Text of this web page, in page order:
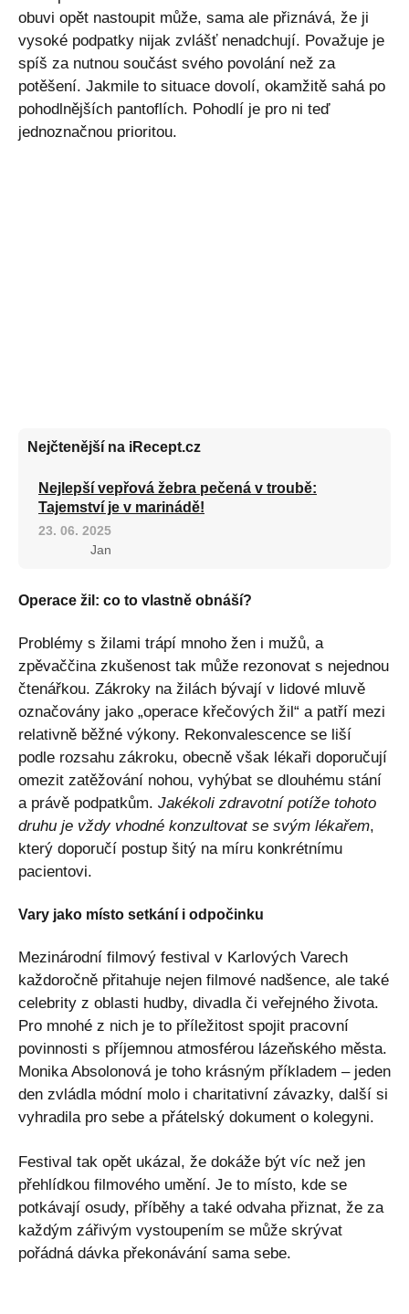
obuvi opět nastoupit může, sama ale přiznává, že ji
vysoké podpatky nijak zvlášť nenadchují. Považuje je
spíš za nutnou součást svého povolání než za
potěšení. Jakmile to situace dovolí, okamžitě sahá po
pohodlnějších pantoflích. Pohodlí je pro ni teď
jednoznačnou prioritou.
Nejčtenější na iRecept.cz
Nejlepší vepřová žebra pečená v troubě:
Tajemství je v marinádě!
23. 06. 2025
Jan
Operace žil: co to vlastně obnáší?
Problémy s žilami trápí mnoho žen i mužů, a
zpěvaččina zkušenost tak může rezonovat s nejednou
čtenářkou. Zákroky na žilách bývají v lidové mluvě
označovány jako „operace křečových žil“ a patří mezi
relativně běžné výkony. Rekonvalescence se liší
podle rozsahu zákroku, obecně však lékaři doporučují
omezit zatěžování nohou, vyhýbat se dlouhému stání
a právě podpatkům. Jakékoli zdravotní potíže tohoto
druhu je vždy vhodné konzultovat se svým lékařem,
který doporučí postup šitý na míru konkrétnímu
pacientovi.
Vary jako místo setkání i odpočinku
Mezinárodní filmový festival v Karlových Varech
každoročně přitahuje nejen filmové nadšence, ale také
celebrity z oblasti hudby, divadla či veřejného života.
Pro mnohé z nich je to příležitost spojit pracovní
povinnosti s příjemnou atmosférou lázeňského města.
Monika Absolonová je toho krásným příkladem – jeden
den zvládla módní molo i charitativní závazky, další si
vyhradila pro sebe a přátelský dokument o kolegyni.
Festival tak opět ukázal, že dokáže být víc než jen
přehlídkou filmového umění. Je to místo, kde se
potkávají osudy, příběhy a také odvaha přiznat, že za
každým zářivým vystoupením se může skrývat
pořádná dávka překonávání sama sebe.